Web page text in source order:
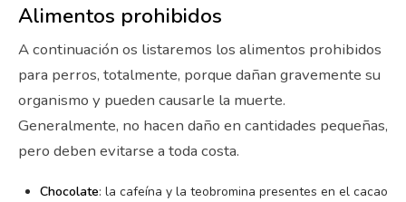
Alimentos prohibidos
A continuación os listaremos los alimentos prohibidos
para perros, totalmente, porque dañan gravemente su
organismo y pueden causarle la muerte.
Generalmente, no hacen daño en cantidades pequeñas,
pero deben evitarse a toda costa.
Chocolate: la cafeína y la teobromina presentes en el cacao